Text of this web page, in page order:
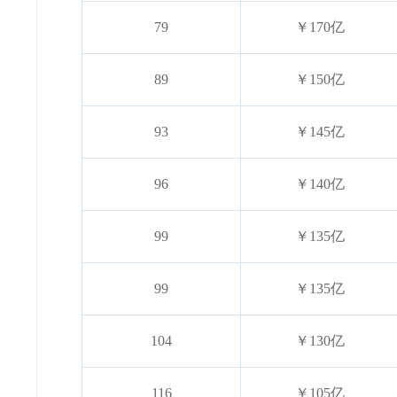
79 ￥170亿
89 ￥150亿
93 ￥145亿
96 ￥140亿
99 ￥135亿
99 ￥135亿
104 ￥130亿
116 ￥105亿